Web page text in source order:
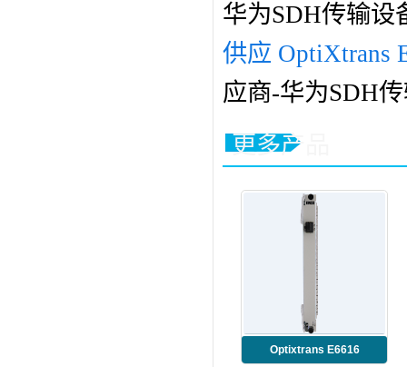
华为SDH传输设
供应 OptiXtrans
应商-华为SDH
更多产品
Optixtrans E6616